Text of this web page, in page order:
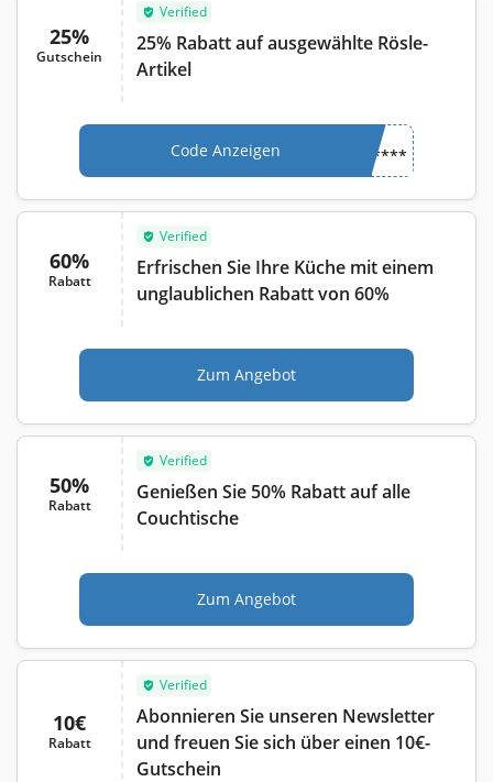
25%
Gutschein
Verified
25% Rabatt auf ausgewählte Rösle-
Artikel
Code Anzeigen ****
60%
Rabatt
Verified
Erfrischen Sie Ihre Küche mit einem
unglaublichen Rabatt von 60%
Zum Angebot
50%
Rabatt
Verified
Genießen Sie 50% Rabatt auf alle
Couchtische
Zum Angebot
10€
Rabatt
Verified
Abonnieren Sie unseren Newsletter
und freuen Sie sich über einen 10€-
Gutschein